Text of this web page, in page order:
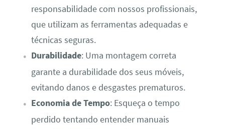
responsabilidade com nossos profissionais,
que utilizam as ferramentas adequadas e
técnicas seguras.
Durabilidade: Uma montagem correta
garante a durabilidade dos seus móveis,
evitando danos e desgastes prematuros.
Economia de Tempo: Esqueça o tempo
perdido tentando entender manuais